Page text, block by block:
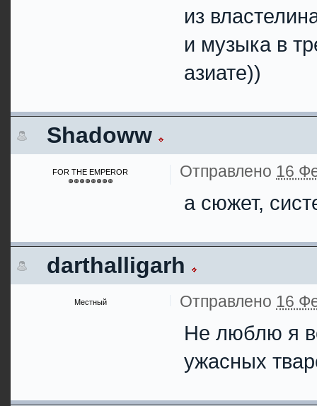
из
и музыка в
азиате))
Shadoww
FOR THE EMPEROR Отправлено 16
а сюжет,
darthalligarh
Местный Отправлено 16
Не люблю я
ужасных